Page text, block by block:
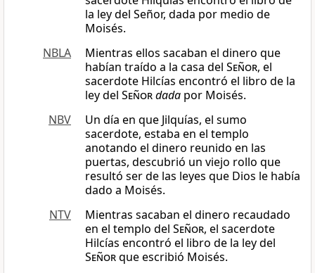
la ley del Señor, dada por medio de
Moisés.
NBLA
Mientras ellos sacaban el dinero que
habían traído a la casa del Señor, el
sacerdote Hilcías encontró el libro de la
ley del Señordada por Moisés.
NBV
Un día en que Jilquías, el sumo
sacerdote, estaba en el templo
anotando el dinero reunido en las
puertas, descubrió un viejo rollo que
resultó ser de las leyes que Dios le había
dado a Moisés.
NTV
Mientras sacaban el dinero recaudado
en el templo del Señor, el sacerdote
Hilcías encontró el libro de la ley del
Señorque escribió Moisés.